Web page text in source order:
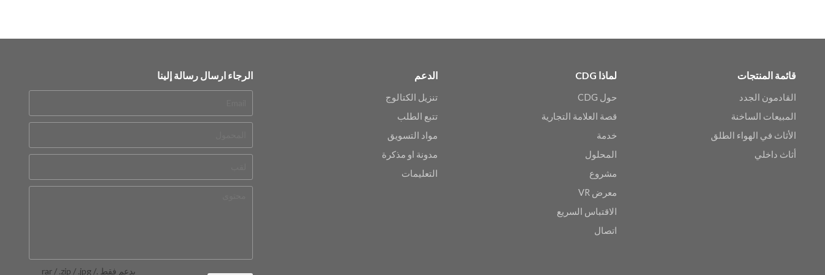
قائمة المنتجات
القادمون الجدد
المبيعات الساخنة
الأثاث في الهواء الطلق
أثاث داخلي
لماذا CDG
حول CDG
قصة العلامة التجارية
خدمة
المحلول
مشروع
معرض VR
الاقتباس السريع
اتصال
الدعم
تنزيل الكتالوج
تتبع الطلب
مواد التسويق
مدونة او مذكرة
التعليمات
الرجاء ارسال رسالة إلينا
يدعم فقط .rar / .zip / .jpg /